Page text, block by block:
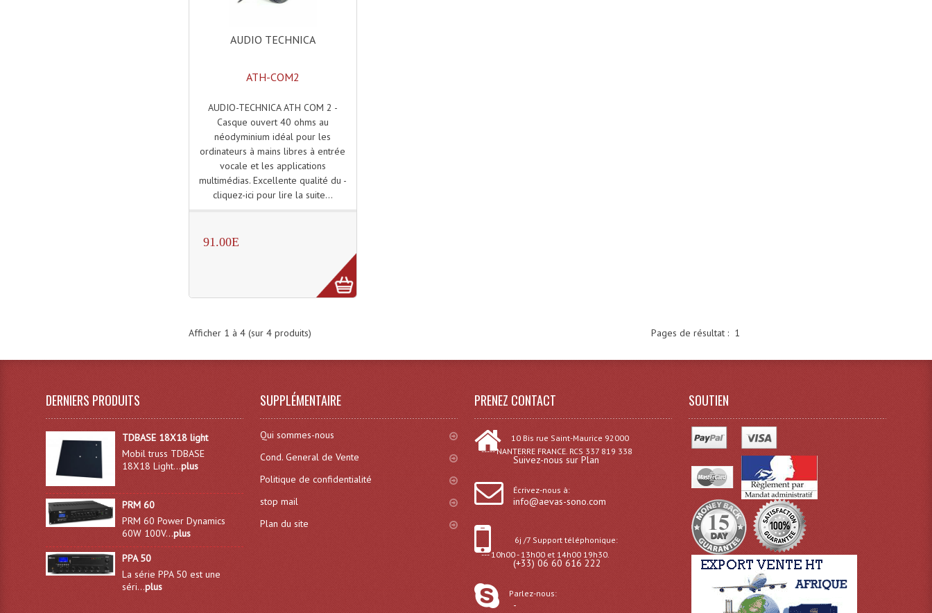
AUDIO TECHNICA
ATH-COM2
AUDIO-TECHNICA ATH COM 2 -
Casque ouvert 40 ohms au
néodyminium idéal pour les
ordinateurs à mains libres à entrée
vocale et les applications
multimédias. Excellente qualité du -
cliquez-ici pour lire la suite...
91.00E
Pages de résultat : 1
Afficher 1 à 4(sur 4produits)
DERNIERS PRODUITS
TDBASE 18X18 light
Mobil truss TDBASE
18X18 Light...plus
PRM 60
PRM 60 Power Dynamics
60W 100V...plus
PPA 50
La série PPA 50 est une
séri...plus
SUPPLÉMENTAIRE
Qui sommes-nous
Cond. General de Vente
Politique de confidentialité
stop mail
Plan du site
PRENEZ CONTACT
10 Bis rue Saint-Maurice 92000
----- NANTERRE FRANCE. RCS 337 819 338
Suivez-nous sur Plan
Écrivez-nous à:
info@aevas-sono.com
6j /7 Support téléphonique:
--- 10h00 - 13h00 et 14h00 19h30.
(+33) 06 60 616 222
Parlez-nous:
-
SOUTIEN